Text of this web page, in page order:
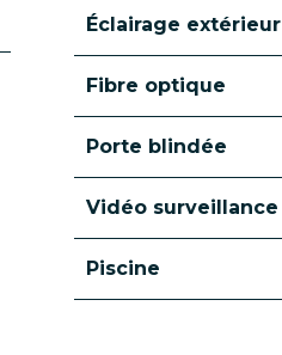
Éclairage extérieur
Fibre optique
Porte blindée
Vidéo surveillance
Piscine